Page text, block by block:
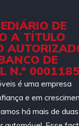
DE
A TÍTULO
DE
N.º 0001185
é uma empresa
e em
há mais de duas